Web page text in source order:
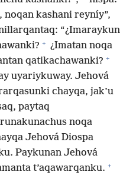
kashani reyníy”,
“¿Imaraykun
+ ¿Imatan noqa
qatikachawanki? +
uyariykuway. Jehová
chayqa, jak’u
paytaq
noqa
Jehová Diospa
Paykunan Jehová
t’aqawarqanku. +